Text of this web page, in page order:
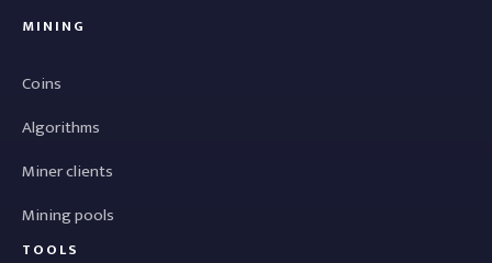
MINING
Coins
Algorithms
Miner clients
Mining pools
TOOLS